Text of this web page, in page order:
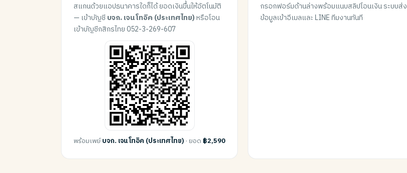
สแกนด้วยแอปธนาคารใดก็ได้ ยอดเงินขึ้นให้อัตโนมัติ
— เข้าบัญชี บจก. เจน โทอิค (ประเทศไทย)หรือโอน
เข้าบัญชีกสิกรไทย 052-3-269-607
พร้อมเพย์บจก. เจน โทอิค (ประเทศไทย) · ยอด ฿2,590
กรอกฟอร์มด้านล่างพร้อมแนบสลิปโอนเงิน ระบบส่ง
ข้อมูลเข้าอีเมลและ LINE ทีมงานทันที